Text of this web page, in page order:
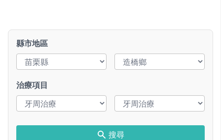
縣市地區
治療項目
搜尋